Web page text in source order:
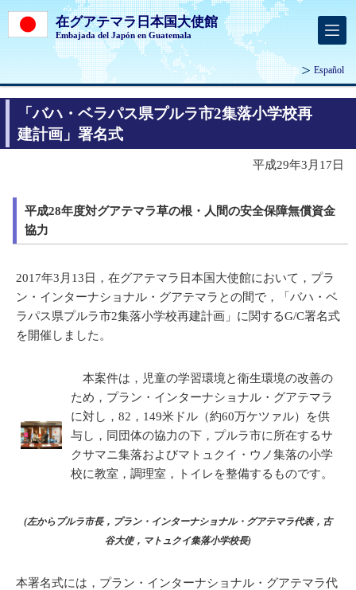
在グアテマラ日本国大使館
Embajada del Japón en Guatemala
Español
「バハ・ベラパス県プルラ市2集落小学校再
建計画」署名式
平成29年3月17日
平成28年度対グアテマラ草の根・人間の安全保障無償資金
協力
2017年3月13日，在グアテマラ日本国大使館において，プラ
ン・インターナショナル・グアテマラとの間で，「バハ・ベ
ラパス県プルラ市2集落小学校再建計画」に関するG/C署名式
を開催しました。
本案件は，児童の学習環境と衛生環境の改善の
ため，プラン・インターナショナル・グアテマラ
に対し，82，149米ドル（約60万ケツァル）を供
与し，同団体の協力の下，プルラ市に所在するサ
クサマニ集落およびマトュクイ・ウノ集落の小学
校に教室，調理室，トイレを整備するものです。
(左からプルラ市長，プラン・インターナショナル・グアテマラ代表，古
谷大使，マトュクイ集落小学校長)
本署名式には，プラン・インターナショナル・グアテマラ代